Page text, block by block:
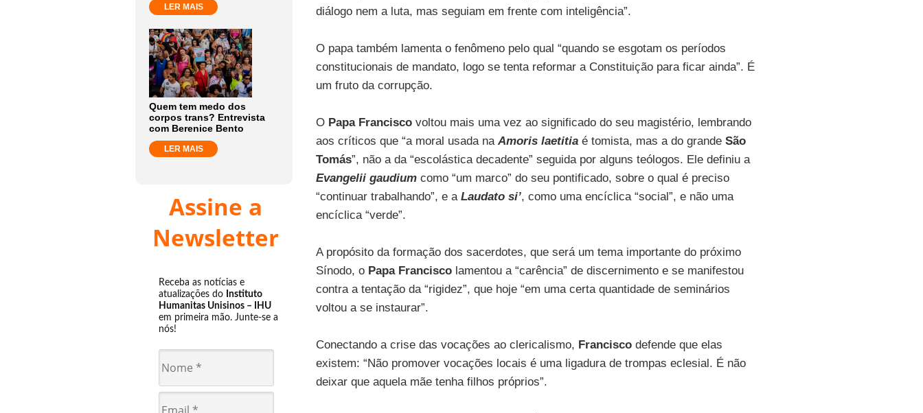
LER MAIS
Quem tem medo dos
corpos trans? Entrevista
com Berenice Bento
LER MAIS
Assine a
Newsletter
Receba as notícias e
atualizações do Instituto
Humanitas Unisinos – IHU
em primeira mão. Junte-se a
nós!
diálogo nem a luta, mas seguiam em frente com inteligência”.
O papa também lamenta o fenômeno pelo qual “quando se esgotam os períodos
constitucionais de mandato, logo se tenta reformar a Constituição para ficar ainda”. É
um fruto da corrupção.
O Papa Franciscovoltou mais uma vez ao significado do seu magistério, lembrando
aos críticos que “a moral usada na Amoris laetitia é tomista, mas a do grande São
Tomás”, não a da “escolástica decadente” seguida por alguns teólogos. Ele definiu a
Evangelii gaudium como “um marco” do seu pontificado, sobre o qual é preciso
“continuar trabalhando”, e a Laudato si’, como uma encíclica “social”, e não uma
encíclica “verde”.
A propósito da formação dos sacerdotes, que será um tema importante do próximo
Sínodo, o Papa Franciscolamentou a “carência” de discernimento e se manifestou
contra a tentação da “rigidez”, que hoje “em uma certa quantidade de seminários
voltou a se instaurar”.
Conectando a crise das vocações ao clericalismo, Franciscodefende que elas
existem: “Não promover vocações locais é uma ligadura de trompas eclesial. É não
deixar que aquela mãe tenha filhos próprios”.